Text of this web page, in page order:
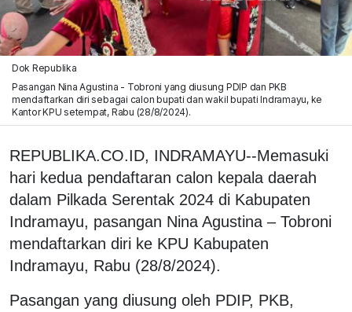
Dok Republika
Pasangan Nina Agustina - Tobroni yang diusung PDIP dan PKB
mendaftarkan diri sebagai calon bupati dan wakil bupati Indramayu, ke
Kantor KPU setempat, Rabu (28/8/2024).
REPUBLIKA.CO.ID, INDRAMAYU--Memasuki
hari kedua pendaftaran calon kepala daerah
dalam Pilkada Serentak 2024 di Kabupaten
Indramayu, pasangan Nina Agustina – Tobroni
mendaftarkan diri ke KPU Kabupaten
Indramayu, Rabu (28/8/2024).
Pasangan yang diusung oleh PDIP, PKB,